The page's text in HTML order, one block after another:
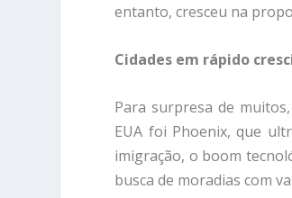
entanto, cresceu na
Cidades em rápido
Para surpresa de
EUA foi Phoenix, que
imigração, o boom
busca de moradias com